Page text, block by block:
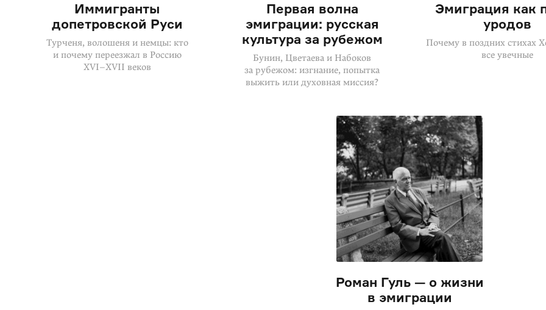
Иммигранты
допетровской Руси
Турченя, волошеня и немцы: кто
и почему переезжал в Россию
XVI–XVII веков
Первая волна
эмиграции: русская
культура за рубежом
Бунин, Цветаева и Набоков
за рубежом: изгнание, попытка
выжить или духовная миссия?
Эмиграция как
уродов
Почему в поздних стихах
все увечные
Роман Гуль — о жизни
в эмиграции